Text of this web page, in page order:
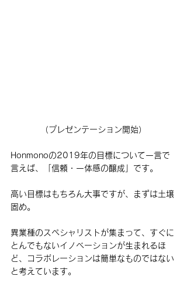
（プレゼンテーション開始）
Honmonoの2019年の目標について一言で
言えば、「信頼・一体感の醸成」です。
高い目標はもちろん大事ですが、まずは土壌
固め。
異業種のスペシャリストが集まって、すぐに
とんでもないイノベーションが生まれるほ
ど、コラボレーションは簡単なものではない
と考えています。